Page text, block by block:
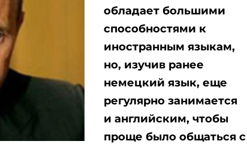
обладает большими
способностями к
иностранным языкам,
но, изучив ранее
немецкий язык, еще
регулярно занимается
и английским, чтобы
проще было общаться с